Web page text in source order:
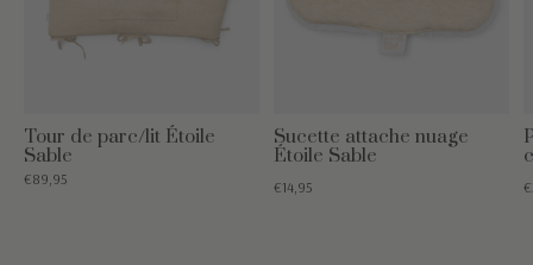
Tour de parc/lit Étoile
Sable
€89,95
Sucette attache nuage
Étoile Sable
€14,95